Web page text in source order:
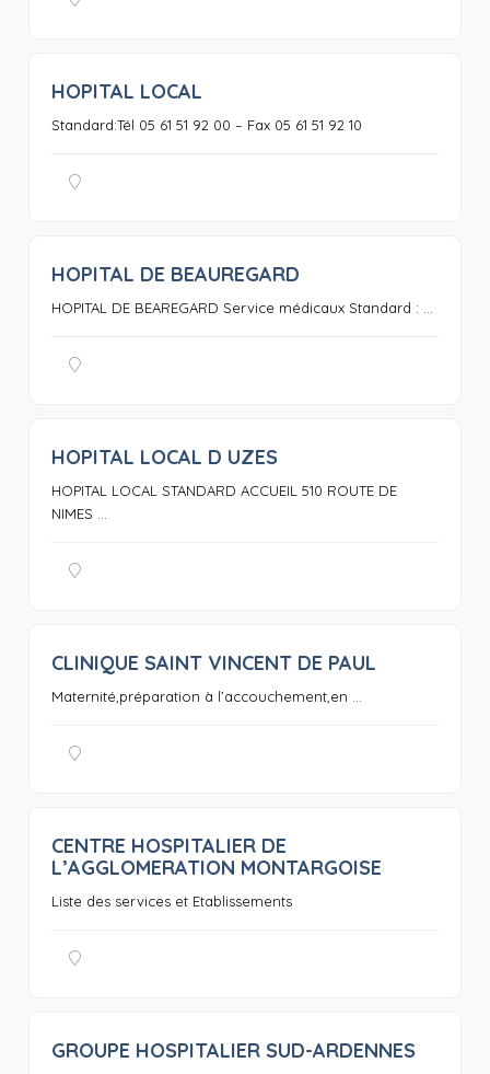
HOPITAL LOCAL
Standard:Tél 05 61 51 92 00 – Fax 05 61 51 92 10
HOPITAL DE BEAUREGARD
HOPITAL DE BEAREGARD Service médicaux Standard : ...
HOPITAL LOCAL D UZES
HOPITAL LOCAL STANDARD ACCUEIL 510 ROUTE DE
NIMES ...
CLINIQUE SAINT VINCENT DE PAUL
Maternité,préparation à l’accouchement,en ...
CENTRE HOSPITALIER DE
L’AGGLOMERATION MONTARGOISE
Liste des services et Etablissements
0
GROUPE HOSPITALIER SUD-ARDENNES